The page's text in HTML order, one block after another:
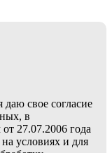
свое согласие
в
27.07.2006 года
условиях и для